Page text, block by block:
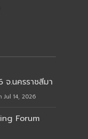
.นครราชสีมา
Jul 14, 2026
Forum